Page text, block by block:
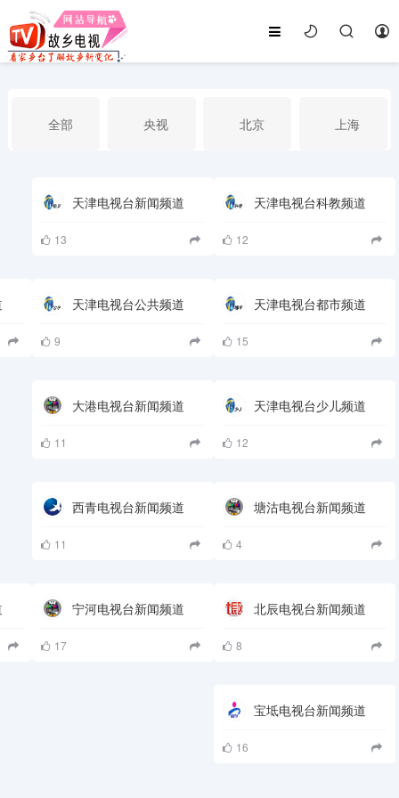
全部 央视 北京 上海
安徽 黑龙江
辽宁 内蒙古 山西 陕西
天津电视台科教频道
12
天津电视台新闻频道
13
天津电视台都市频道
15
天津电视台公共频道
9
天津电视台少儿频道
12
大港电视台新闻频道
11
塘沽电视台新闻频道
4
西青电视台新闻频道
11
北辰电视台新闻频道
8
宁河电视台新闻频道
17
宝坻电视台新闻频道
16